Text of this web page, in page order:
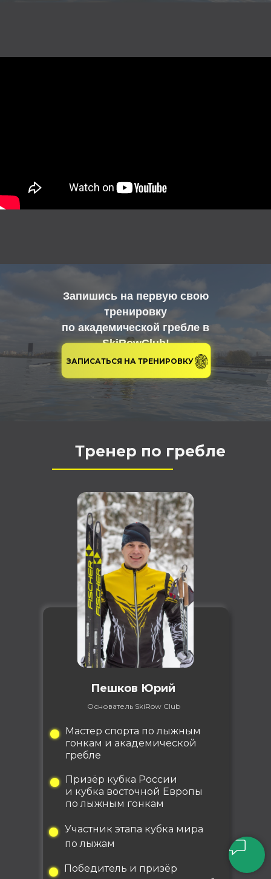
Запишись на первую свою
тренировку
по академической гребле в
SkiRowClub!
ЗАПИСАТЬСЯ НА ТРЕНИРОВКУ
Тренер по гребле
Пешков Юрий
Основатель SkiRow Club
Мастер спорта по лыжным
гонкам и академической
гребле
Призёр кубка России
и кубка восточной Европы
по лыжным гонкам
Участник этапа кубка мира
по лыжам
Победитель и призёр